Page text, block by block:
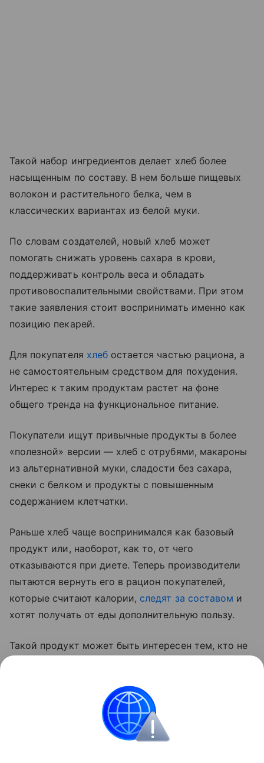
Такой набор ингредиентов делает хлеб более
насыщенным по составу. В нем больше пищевых
волокон и растительного белка, чем в
классических вариантах из белой муки.
По словам создателей, новый хлеб может
помогать снижать уровень сахара в крови,
поддерживать контроль веса и обладать
противовоспалительными свойствами. При этом
такие заявления стоит воспринимать именно как
позицию пекарей.
Для покупателя хлебостается частью рациона, а
не самостоятельным средством для похудения.
Интерес к таким продуктам растет на фоне
общего тренда на функциональное питание.
Покупатели ищут привычные продукты в более
«полезной» версии — хлеб с отрубями, макароны
из альтернативной муки, сладости без сахара,
снеки с белком и продукты с повышенным
содержанием клетчатки.
Раньше хлеб чаще воспринимался как базовый
продукт или, наоборот, как то, от чего
отказываются при диете. Теперь производители
пытаются вернуть его в рацион покупателей,
которые считают калории, следят за составом и
хотят получать от еды дополнительную пользу.
Такой продукт может быть интересен тем, кто не
сытный вариант с цельнозерновой мукой,
отрубями и растительным белком.